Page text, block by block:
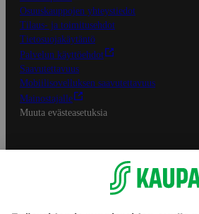
Osuuskauppojen yhteystiedot
Tilaus- ja toimitusehdot
Tietosuojakäytäntö
Palvelun käyttöehdot
Saavutettavuus
Mobiilisovelluksen saavutettavuus
Mainostajalle
Muuta evästeasetuksia
S-ryhmän palvelut